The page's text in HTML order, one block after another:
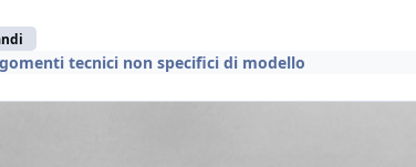
tecnici non specifici di modello